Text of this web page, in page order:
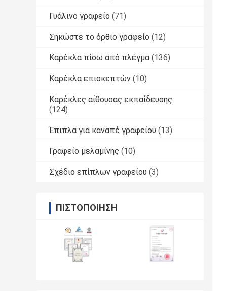
Γυάλινο γραφείο (71)
Σηκώστε το όρθιο γραφείο (12)
Καρέκλα πίσω από πλέγμα (136)
Καρέκλα επισκεπτών (10)
Καρέκλες αίθουσας εκπαίδευσης
(124)
Έπιπλα για καναπέ γραφείου (13)
Γραφείο μελαμίνης (10)
Σχέδιο επίπλων γραφείου (3)
ΠΙΣΤΟΠΟΊΗΣΗ